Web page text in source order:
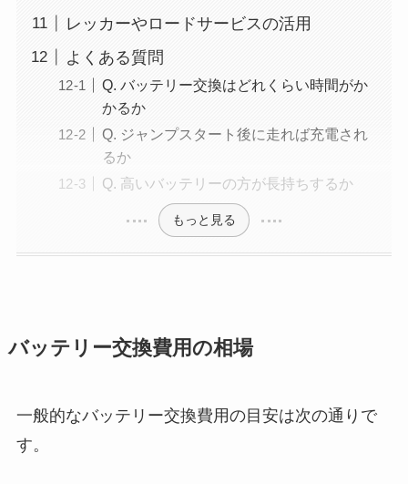
レッカーやロードサービスの活用
よくある質問
Q. バッテリー交換はどれくらい時間がか
かるか
Q. ジャンプスタート後に走れば充電され
るか
Q. 高いバッテリーの方が長持ちするか
もっと見る
バッテリー交換費用の相場
一般的なバッテリー交換費用の目安は次の通りで
す。